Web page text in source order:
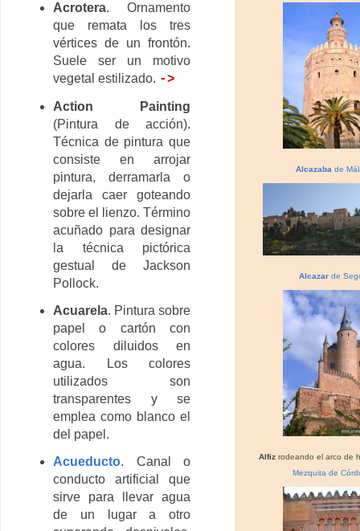
Acrotera. Ornamento
que remata los tres
vértices de un frontón.
Suele ser un motivo
vegetal estilizado. ->
Action Painting
(Pintura de acción).
Técnica de pintura que
consiste en arrojar
pintura, derramarla o
dejarla caer goteando
sobre el lienzo. Término
acuñado para designar
la técnica pictórica
gestual de Jackson
Pollock.
Acuarela. Pintura sobre
papel o cartón con
colores diluidos en
agua. Los colores
utilizados son
transparentes y se
emplea como blanco el
del papel.
Acueducto. Canal o
conducto artificial que
sirve para llevar agua
de un lugar a otro
Alcazaba de
Alcazar de
Alfiz rodeando el arco de
Mezquita de